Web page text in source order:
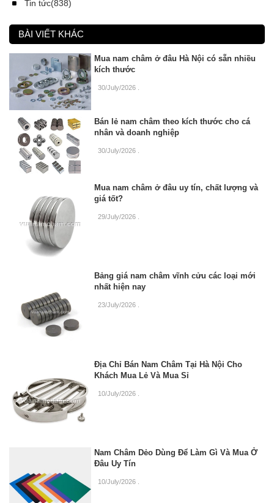
Tin tức(838)
BÀI VIẾT KHÁC
Mua nam châm ở đâu Hà Nội có sẵn nhiều
kích thước
30/July/2026
Bán lẻ nam châm theo kích thước cho cá
nhân và doanh nghiệp
30/July/2026 .
Mua nam châm ở đâu uy tín, chất lượng và
giá tốt?
29/July/2026
Bảng giá nam châm vĩnh cửu các loại mới
nhất hiện nay
23/July/2026
Địa Chỉ Bán Nam Châm Tại Hà Nội Cho
Khách Mua Lẻ Và Mua Sỉ
10/July/2026
Nam Châm Dẻo Dùng Để Làm Gì Và Mua Ở
Đâu Uy Tín
10/July/2026